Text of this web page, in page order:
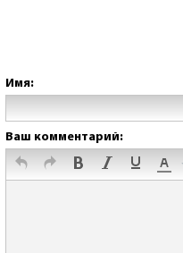
Имя:
Ваш комментарий: